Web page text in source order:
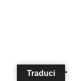
Traduci